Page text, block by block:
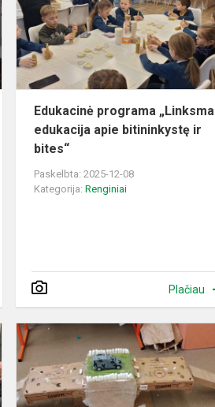
Edukacinė programa „Linksma
edukacija apie bitininkystę ir
bites“
Paskelbta: 2025-12-08
Kategorija:Renginiai
Plačiau
Išvyka
į
UAB
„Autoaivas“